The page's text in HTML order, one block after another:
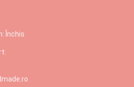
Închis